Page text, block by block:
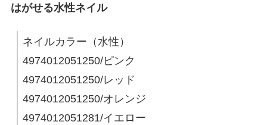
はがせる水性ネイル
ネイルカラー（水性）
4974012051250/ピンク
4974012051250/レッド
4974012051250/オレンジ
4974012051281/イエロー